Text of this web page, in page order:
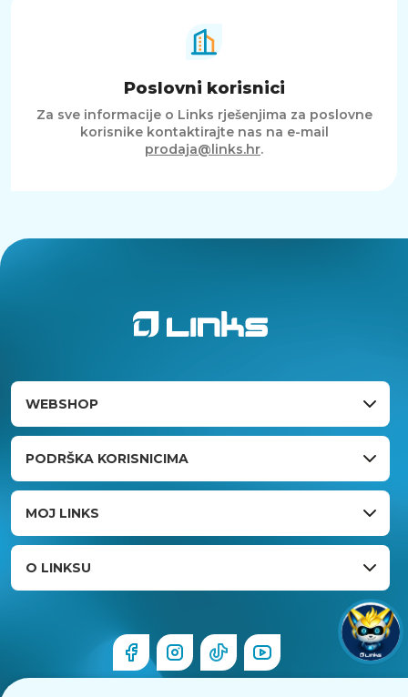
Poslovni korisnici
Za sve informacije o Links rješenjima za poslovne
korisnike kontaktirajte nas na e-mail
prodaja@links.hr.
WEBSHOP
PODRŠKA KORISNICIMA
MOJ LINKS
O LINKSU